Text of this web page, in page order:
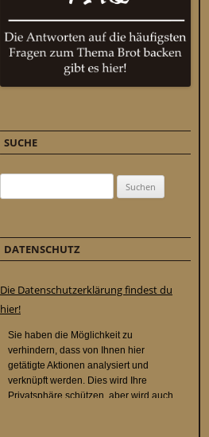
SUCHE
DATENSCHUTZ
Die Datenschutzerklärung findest du
hier!